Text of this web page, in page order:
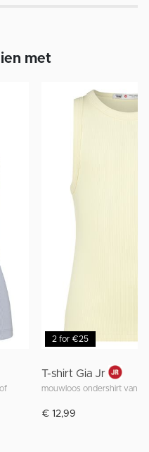
met
2 for €25
T-shirt Gia Jr
mouwloos ondershirt van
€ 12,99